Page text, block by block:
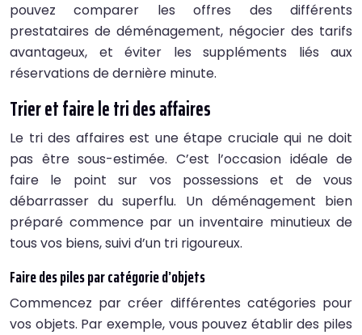
pouvez comparer les offres des différents
prestataires de déménagement, négocier des tarifs
avantageux, et éviter les suppléments liés aux
réservations de dernière minute.
Trier et faire le tri des affaires
Le tri des affaires est une étape cruciale qui ne doit
pas être sous-estimée. C’est l’occasion idéale de
faire le point sur vos possessions et de vous
débarrasser du superflu. Un déménagement bien
préparé commence par un inventaire minutieux de
tous vos biens, suivi d’un tri rigoureux.
Faire des piles par catégorie d’objets
Commencez par créer différentes catégories pour
vos objets. Par exemple, vous pouvez établir des piles